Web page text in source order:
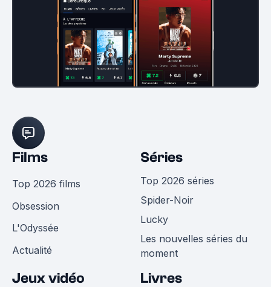
Films
Top 2026 films
Obsession
L'Odyssée
Actualité
Séries
Top 2026 séries
Spider-Noir
Lucky
Les nouvelles séries du
moment
Jeux vidéo Livres